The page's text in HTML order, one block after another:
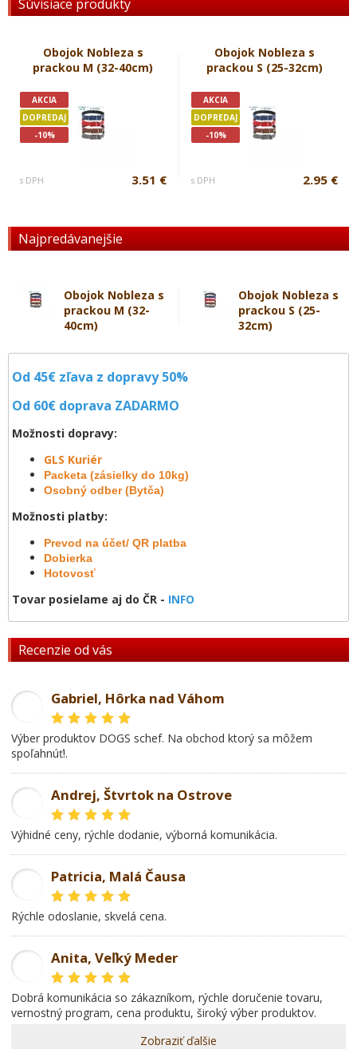
Od 45€ zľava z dopravy 50%
Od 60€ doprava ZADARMO
Možnosti dopravy:
GLS Kuriér
Packeta (zásielky do 10kg)
Osobný odber (Bytča)
Možnosti platby:
Prevod na účet/ QR platba
Dobierka
Hotovosť
Tovar posielame aj do ČR - INFO
Recenzie od vás
Gabriel, Hôrka nad Váhom
Výber produktov DOGS schef. Na obchod ktorý sa môžem
spoľahnúť!.
Andrej, Štvrtok na Ostrove
Výhidné ceny, rýchle dodanie, výborná komunikácia.
Patricia, Malá Čausa
rýchle odoslanie, skvelá cena.
Anita, Veľký Meder
dobrá komunikácia so zákazníkom, rýchle doručenie tovaru,
vernostný program, cena produktu, široký výber produktov.
Zobraziť ďalšie
Najpredávanejšie
Obojok Nobleza s
prackou M (32-
40cm)
Obojok Nobleza s
prackou S (25-
32cm)
Súvisiace produkty
Obojok Nobleza s
prackou M (32-40cm)
AKCIA
DOPREDAJ
-10%
s DPH 3.51 €
Obojok Nobleza s
prackou S (25-32cm)
AKCIA
DOPREDAJ
-10%
s DPH 2.95 €